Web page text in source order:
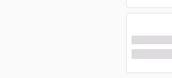
باغ جهان‌ نما، ارگ کریمخانی و بازار